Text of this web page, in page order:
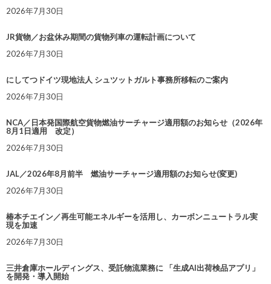
2026年7月30日
JR貨物／お盆休み期間の貨物列車の運転計画について
2026年7月30日
にしてつドイツ現地法人 シュツットガルト事務所移転のご案内
2026年7月30日
NCA／日本発国際航空貨物燃油サーチャージ適用額のお知らせ（2026年
8月1日適用 改定）
2026年7月30日
JAL／2026年8月前半 燃油サーチャージ適用額のお知らせ(変更)
2026年7月30日
椿本チエイン／再生可能エネルギーを活用し、カーボンニュートラル実
現を加速
2026年7月30日
三井倉庫ホールディングス、受託物流業務に 「生成AI出荷検品アプリ」
を開発・導入開始